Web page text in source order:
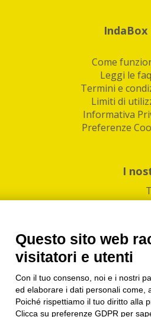
IndaBox
Come
Leggi le faq
Termini e
Limiti di
Informativa
Preferenze
I
PI/CF/
IndaBox | Oltre
Questo sito web
visitatori e utenti
Con il tuo consenso, noi e i nostri
ed elaborare i dati personali come,
Poiché rispettiamo il tuo diritto alla
Clicca su preferenze GDPR per